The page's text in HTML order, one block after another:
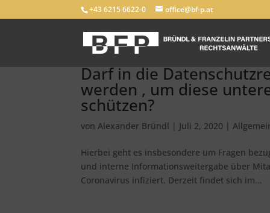
+43 6215 6622-0 office@bf-p.at
Darf in die
werden , um diese
schützen?
vonAlexander Bründl | Juli 2, 2020 |
Hierbei geht es insbesondere um Fragen
und interne Informationsweitergabe über
Coronavirus infiziert. Derzeit findet sich im...